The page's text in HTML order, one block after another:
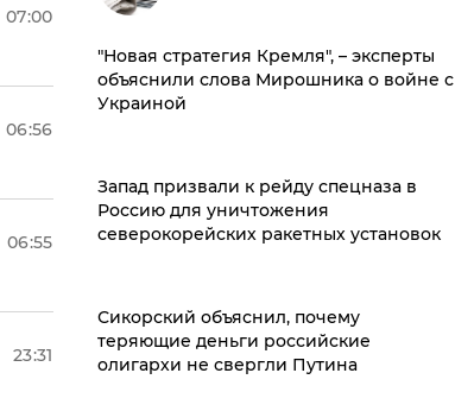
07:00
06:56
06:55
23:31
"Новая стратегия Кремля", – эксперты
объяснили слова Мирошника о войне с
Украиной
Запад призвали к рейду спецназа в
Россию для уничтожения
северокорейских ракетных установок
Сикорский объяснил, почему
теряющие деньги российские
олигархи не свергли Путина